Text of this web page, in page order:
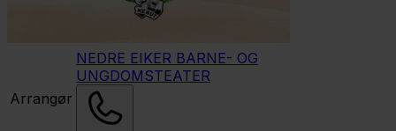
Arrangør
NEDRE EIKER BARNE- OG
UNGDOMSTEATER